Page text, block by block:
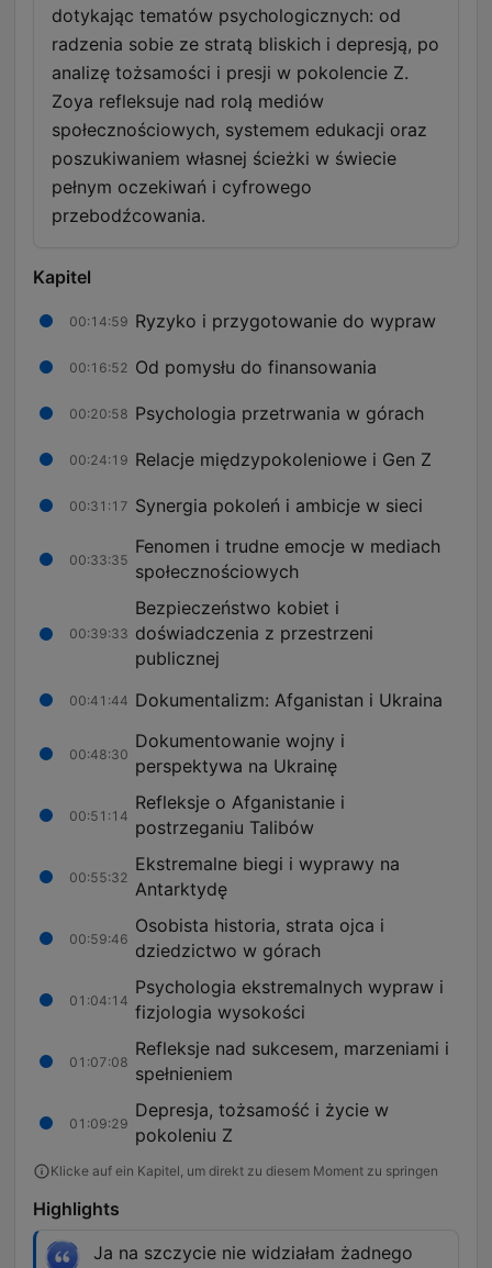
dotykając tematów psychologicznych: od
radzenia sobie ze stratą bliskich i depresją, po
analizę tożsamości i presji w pokolencie Z.
Zoya refleksuje nad rolą mediów
społecznościowych, systemem edukacji oraz
poszukiwaniem własnej ścieżki w świecie
pełnym oczekiwań i cyfrowego
przebodźcowania.
Kapitel
00:14:59 Ryzyko i przygotowanie do wypraw
00:16:52 Od pomysłu do finansowania
00:20:58 Psychologia przetrwania w górach
00:24:19 Relacje międzypokoleniowe i Gen Z
00:31:17 Synergia pokoleń i ambicje w sieci
00:33:35
Fenomen i trudne emocje w mediach
społecznościowych
00:39:33
Bezpieczeństwo kobiet i
doświadczenia z przestrzeni
publicznej
00:41:44 Dokumentalizm: Afganistan i Ukraina
00:48:30
Dokumentowanie wojny i
perspektywa na Ukrainę
00:51:14
Refleksje o Afganistanie i
postrzeganiu Talibów
00:55:32
Ekstremalne biegi i wyprawy na
Antarktydę
00:59:46
Osobista historia, strata ojca i
dziedzictwo w górach
01:04:14
Psychologia ekstremalnych wypraw i
fizjologia wysokości
01:07:08
Refleksje nad sukcesem, marzeniami i
spełnieniem
01:09:29
Depresja, tożsamość i życie w
pokoleniu Z
Klicke auf ein Kapitel, um direkt zu diesem Moment zu springen
Highlights
Ja na szczycie nie widziałam żadnego